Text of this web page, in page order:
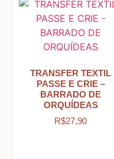
Coleção Joana Borga
Tecidos Digitais e 3D
Tecidos de Composição
TRANSFER TEXTIL
PASSE E CRIE –
BARRADO DE
ORQUÍDEAS
R$27,90